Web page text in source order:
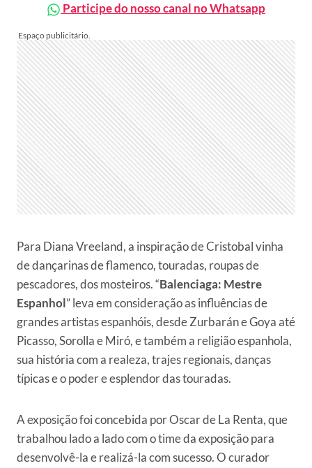
Participe do nosso canal no Whatsapp
Para Diana Vreeland, a inspiração de Cristobal vinha
de dançarinas de flamenco, touradas, roupas de
pescadores, dos mosteiros. “Balenciaga: Mestre
Espanhol” leva em consideração as influências de
grandes artistas espanhóis, desde Zurbarán e Goya até
Picasso, Sorolla e Miró, e também a religião espanhola,
sua história com a realeza, trajes regionais, danças
típicas e o poder e esplendor das touradas.
A exposição foi concebida por Oscar de La Renta, que
trabalhou lado a lado com o time da exposição para
desenvolvê-la e realizá-la com sucesso. O curador